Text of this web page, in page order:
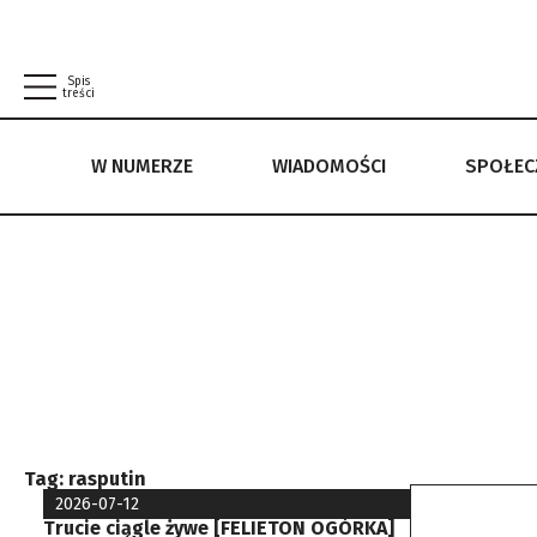
Spis
treści
W NUMERZE WIADOMOŚCI
W NUMERZE WIADOMOŚCI SPOŁECZEŃSTWO
Tag: rasputin
2026-07-12
Trucie ciągle żywe [FELIETON OGÓRKA]